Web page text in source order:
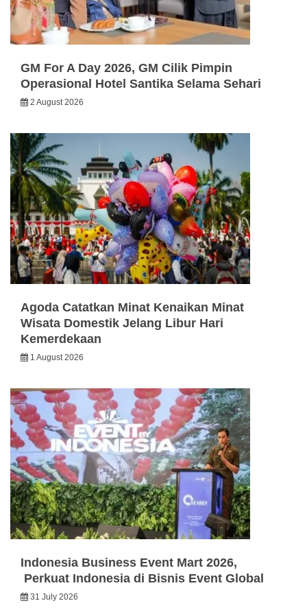
GM For A Day 2026, GM Cilik Pimpin
Operasional Hotel Santika Selama Sehari
2 August 2026
Agoda Catatkan Minat Kenaikan Minat
Wisata Domestik Jelang Libur Hari
Kemerdekaan
1 August 2026
Indonesia Business Event Mart 2026,
Perkuat Indonesia di Bisnis Event Global
31 July 2026